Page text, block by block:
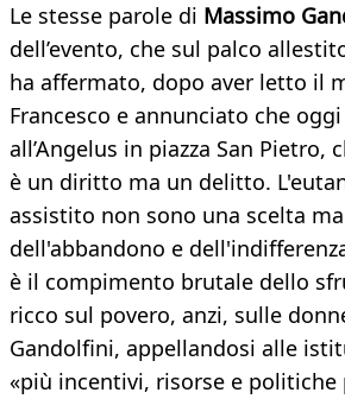
Le stesse parole di Massimo
dell’evento, che sul palco
ha affermato, dopo aver letto il
Francesco e annunciato che
all’Angelus in piazza San Pietro,
è un diritto ma un delitto.
assistito non sono una scelta
dell'abbandono e
è il compimento brutale dello
ricco sul povero, anzi, sulle
Gandolfini, appellandosi alle
«più incentivi, risorse e politiche